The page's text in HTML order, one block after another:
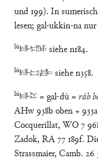
und 199). In
lesen; gal-ukkin-na
lú𒃲𒊕 siehe n184.
lú𒃲𒁉𒈜 siehe n358.
lú𒃲𒆕 = gal-dù = ráb
AHw 938b oben +
Cocquerillat, WO 7
Zadok, RA 77 189f.
Strassmaier, Camb.